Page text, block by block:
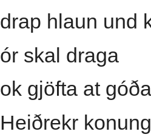
drap hlaun und
ór skal draga
ok gjöfta at
Heiðrekr